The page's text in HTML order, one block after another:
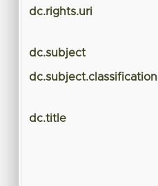
dc.rights.uri
dc.subject
dc.subject.classification
dc.title